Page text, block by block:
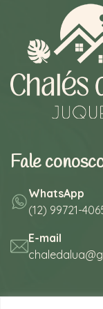
Fale
WhatsApp
(12) 99721-
E-mail